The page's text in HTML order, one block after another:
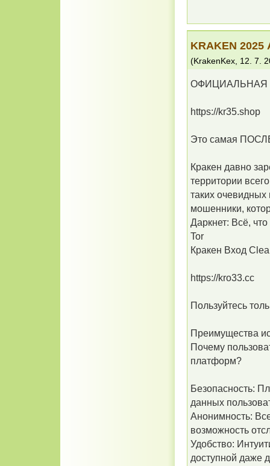
KRAKEN
(KrakenKex, 12. 7.
ОФИЦИАЛЬНАЯ
https://kr35.shop
Это самая
Кракен давно
территории
таких
мошенники,
Даркнет: Всё,
Tor
Кракен Вход
https://kro33.cc
Пользуйтесь
Преимущества
Почему
платформ?
Безопасность:
данных
Анонимность:
возможность
Удобство:
доступной даже